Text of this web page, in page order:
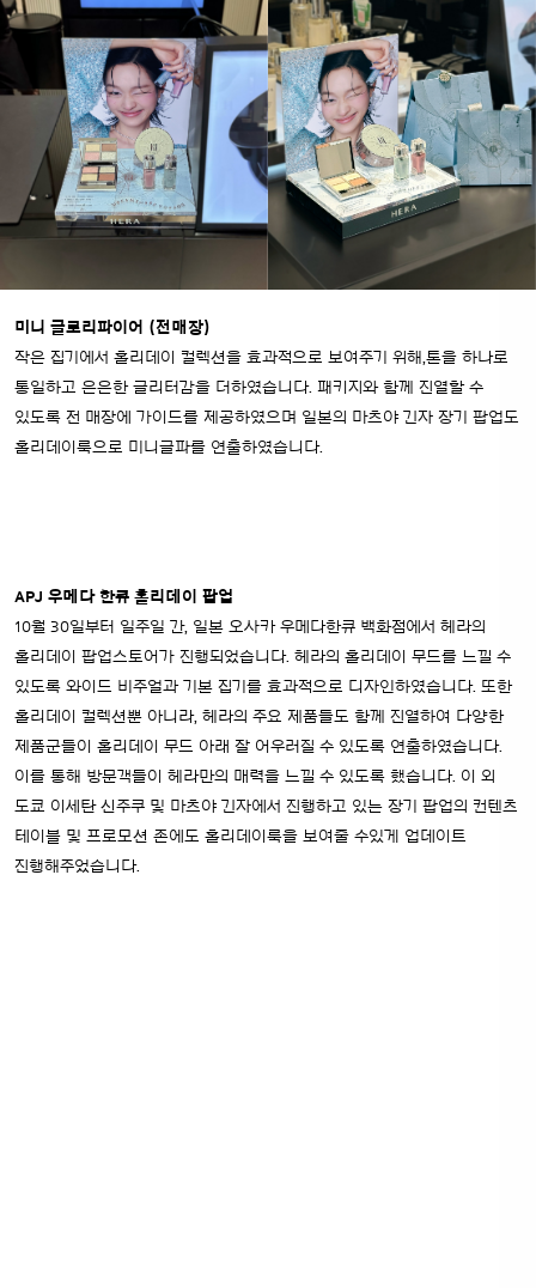
미니 글로리파이어 (전매장)
작은 집기에서 홀리데이 컬렉션을 효과적으로 보여주기 위해,톤을 하나로
통일하고 은은한 글리터감을 더하였습니다. 패키지와 함께 진열할 수
있도록 전 매장에 가이드를 제공하였으며 일본의 마츠야 긴자 장기 팝업도
홀리데이룩으로 미니글파를 연출하였습니다.
APJ 우메다 한큐 홀리데이 팝업
10월 30일부터 일주일 간, 일본 오사카 우메다한큐 백화점에서 헤라의
홀리데이 팝업스토어가 진행되었습니다. 헤라의 홀리데이 무드를 느낄 수
있도록 와이드 비주얼과 기본 집기를 효과적으로 디자인하였습니다. 또한
홀리데이 컬렉션뿐 아니라, 헤라의 주요 제품들도 함께 진열하여 다양한
제품군들이 홀리데이 무드 아래 잘 어우러질 수 있도록 연출하였습니다.
이를 통해 방문객들이 헤라만의 매력을 느낄 수 있도록 했습니다. 이 외
도쿄 이세탄 신주쿠 및 마츠야 긴자에서 진행하고 있는 장기 팝업의 컨텐츠
테이블 및 프로모션 존에도 홀리데이룩을 보여줄 수있게 업데이트
진행해주었습니다.